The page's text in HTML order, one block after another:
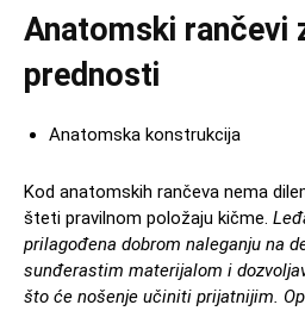
Anatomski rančevi
prednosti
Anatomska konstrukcija
Kod anatomskih rančeva nema
šteti pravilnom položaju kičme.
prilagođena dobrom naleganju na
sunđerastim materijalom i
što će nošenje učiniti prijatnijim.